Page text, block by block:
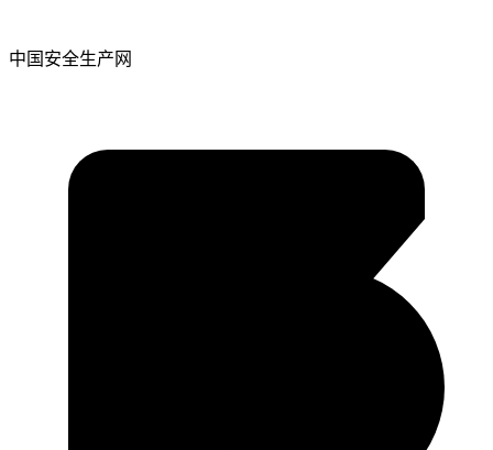
中国安全生产网